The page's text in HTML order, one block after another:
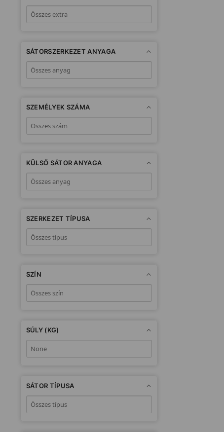
SÁTORSZERKEZET ANYAGA
SZEMÉLYEK SZÁMA
KÜLSŐ SÁTOR ANYAGA
SZERKEZET TÍPUSA
SZÍN
SÚLY (KG)
SÁTOR TÍPUSA